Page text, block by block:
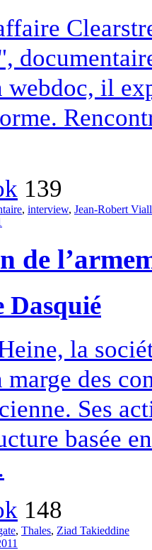
webdoc, il
139
, interview, Jean-Robert
de
Dasquié
la
des
Ses
basée
148
, Thales, Ziad Takieddine